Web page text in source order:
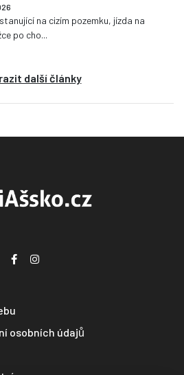
na cizím pozemku, jízda na
po cho...
další články
osobních údajů